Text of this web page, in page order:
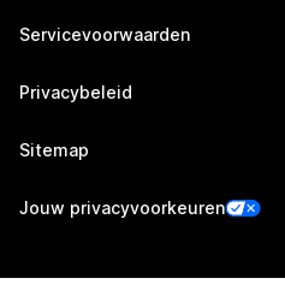
Servicevoorwaarden
Privacybeleid
Sitemap
Jouw privacyvoorkeuren